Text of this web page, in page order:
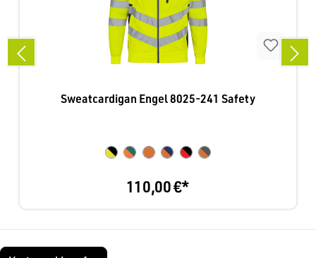
Sweatcardigan Engel 8025-241 Safety
110,00 €*